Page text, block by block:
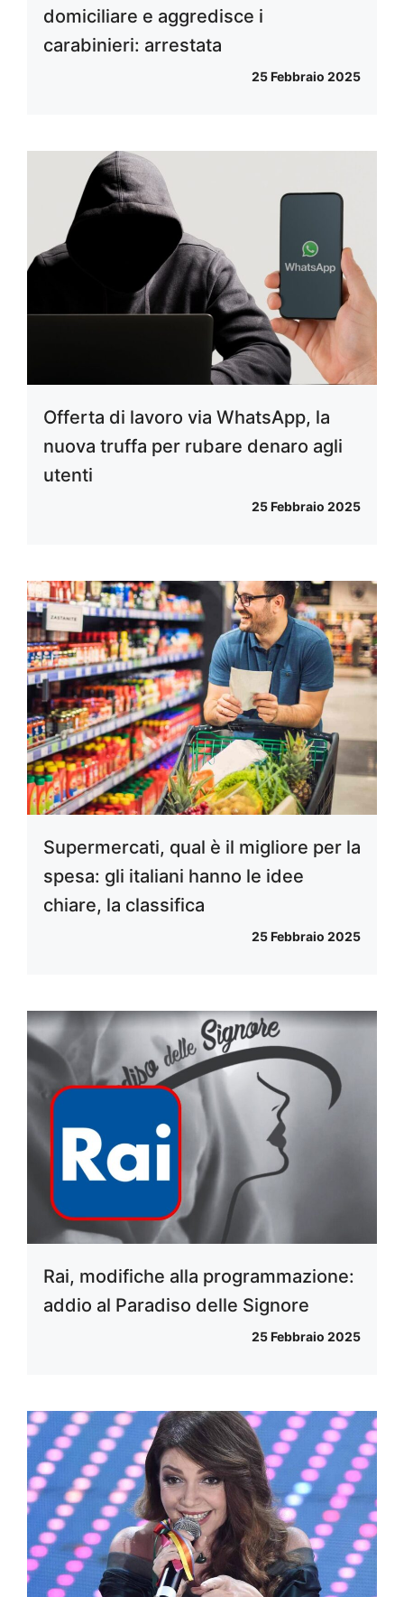
domiciliare e aggredisce i
carabinieri: arrestata
25 Febbraio 2025
Offerta di lavoro via WhatsApp, la
nuova truffa per rubare denaro agli
utenti
25 Febbraio 2025
Supermercati, qual è il migliore per la
spesa: gli italiani hanno le idee
chiare, la classifica
25 Febbraio 2025
Rai, modifiche alla programmazione:
addio al Paradiso delle Signore
25 Febbraio 2025